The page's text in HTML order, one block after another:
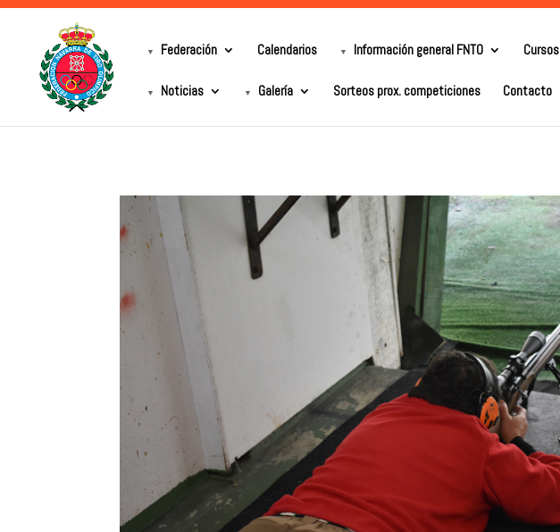
Federación Calendarios Información general FNTO Cursos
Noticias Galería Sorteos prox. competiciones Contacto